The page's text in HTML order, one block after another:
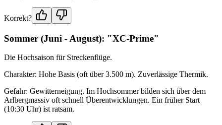
Korrekt?
Sommer (Juni - August): "XC-Prime"
Die Hochsaison für Streckenflüge.
Charakter: Hohe Basis (oft über 3.500 m). Zuverlässige Thermik.
Gefahr: Gewitterneigung. Im Hochsommer bilden sich über dem
Arlbergmassiv oft schnell Überentwicklungen. Ein früher Start
(10:30 Uhr) ist ratsam.